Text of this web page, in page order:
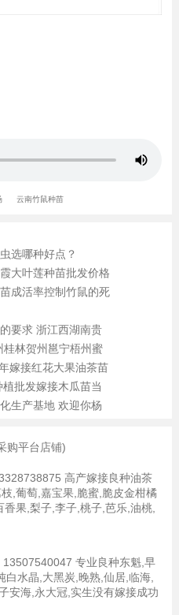
云南竹鼠种苗
选哪种好点？
大叶莲种苗批发价格
成活率控制竹鼠的死
要求 浙江西湖南贵
桂林贺州邕宁梧州蜜
嫁接红花大果油茶苗
批发嫁接木瓜苗当
生产基地 欢迎你杨
购平台店铺)
高产嫁接良种油茶
,葡萄,嘉宝果,脆蜜,脆皮金柑橘
果,梨子,李子,桃子,芭乐,油桃,
13507540047 专业良种东魁,早
白水晶,大黑炭,晚熟,仙居,临海,
安海,永大冠,实生没有嫁接成功